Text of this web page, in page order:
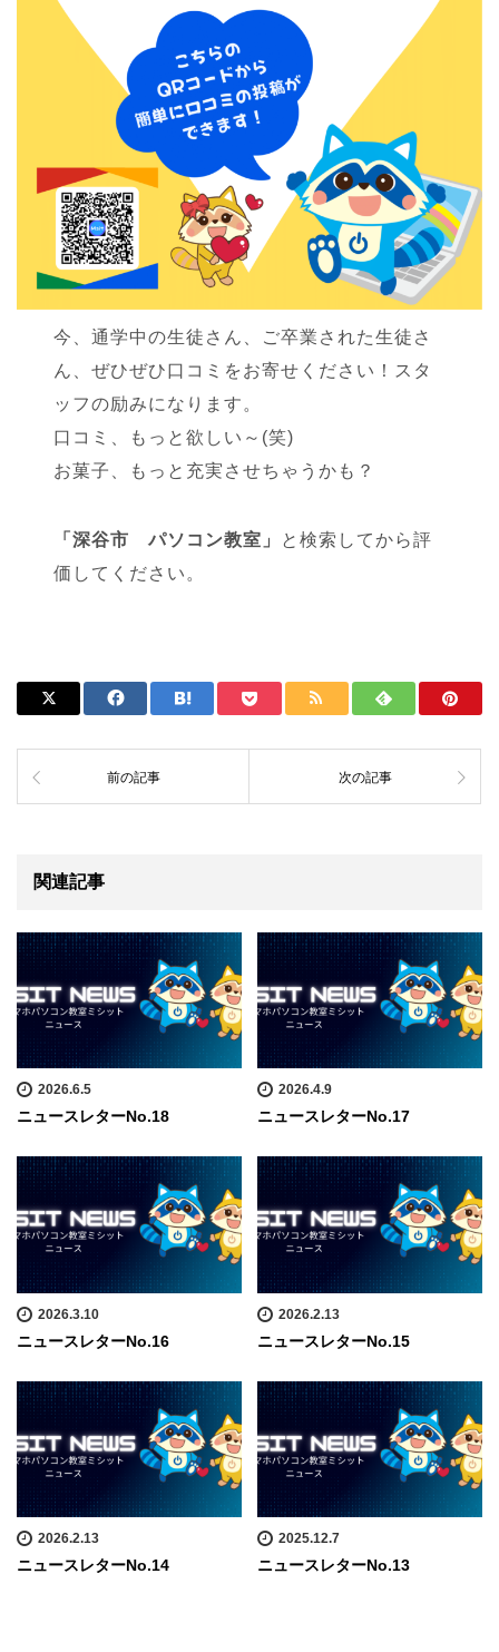
今、通学中の生徒さん、ご卒業された生徒さ
ん、ぜひぜひ口コミをお寄せください！スタ
ッフの励みになります。
口コミ、もっと欲しい～(笑)
お菓子、もっと充実させちゃうかも？
「深谷市 パソコン教室」 と検索してから評
価してください。
前の記事 次の記事
関連記事
2026.6.5
ニュースレターNo.18
2026.4.9
ニュースレターNo.17
2026.3.10
ニュースレターNo.16
2026.2.13
ニュースレターNo.15
2026.2.13
ニュースレターNo.14
2025.12.7
ニュースレターNo.13